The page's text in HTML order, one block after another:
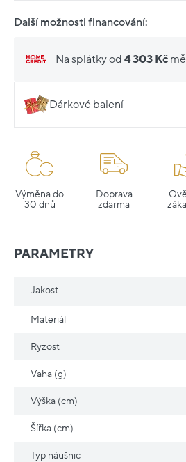
Další možnosti financování:
Na splátky od 4 303 Kč
Dárkové balení
Výměna do
30 dnů
Doprava
zdarma
PARAMETRY
Jakost
Materiál
Ryzost
Vaha (g)
Výška (cm)
Šířka (cm)
Typ náušnic